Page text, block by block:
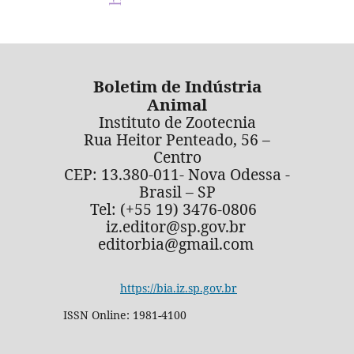
Boletim de Indústria
Animal
Instituto de Zootecnia
Rua Heitor Penteado, 56 –
Centro
CEP: 13.380-011- Nova Odessa -
Brasil – SP
Tel: (+55 19) 3476-0806
iz.editor@sp.gov.br
editorbia@gmail.com
https://bia.iz.sp.gov.br
ISSN Online: 1981-4100